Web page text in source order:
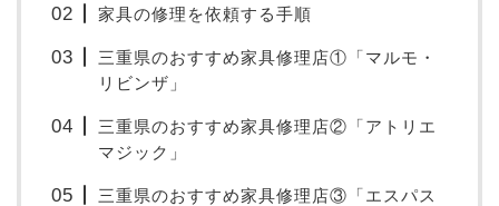
家具の修理を依頼する手順
三重県のおすすめ家具修理店①「マルモ・
リビンザ」
三重県のおすすめ家具修理店②「アトリエ
マジック」
三重県のおすすめ家具修理店③「エスパス